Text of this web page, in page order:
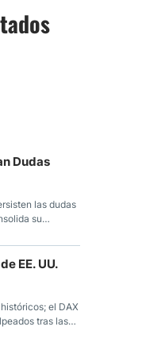
Dudas
las dudas
su
desde
EE. UU.
el DAX
tras las
$80 con